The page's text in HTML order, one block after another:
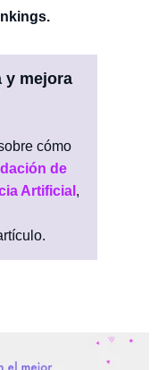
y mejora
cómo
de
Artificial ,